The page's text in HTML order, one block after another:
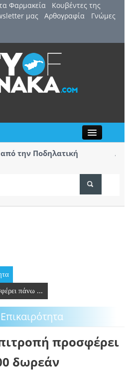
Φαρμακεία
Kουβέντες της
μας Αρθογραφία
Γνώμες
την Ποδηλατική
Αερ.
πάνω ...
προσφέρει
δωρεάν